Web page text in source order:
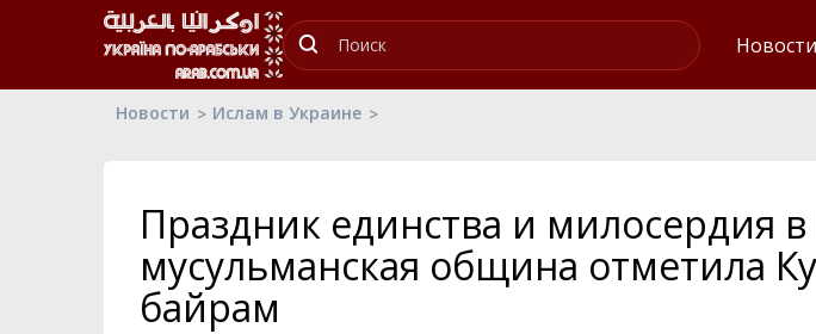
Новости
Новости Ислам в Украине
Праздник единства и милосердия в
мусульманская община отметила
байрам